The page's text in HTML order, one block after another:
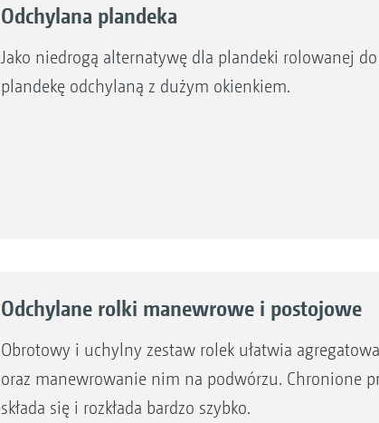
Odchylana plandeka
Jako niedrogą alternatywę dla plandeki rolowanej
plandekę odchylaną z dużym okienkiem.
Odchylane rolki manewrowe i postojowe
Obrotowy i uchylny zestaw rolek ułatwia
oraz manewrowanie nim na podwórzu. Chronione
składa się i rozkłada bardzo szybko.